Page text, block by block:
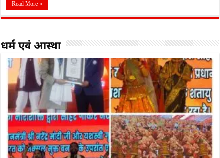
Read More »
धर्म एवं आस्था